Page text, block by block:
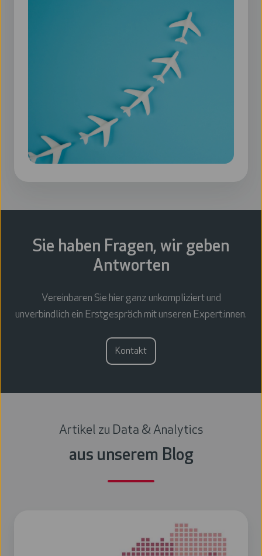
Sie haben Fragen, wir geben
Antworten
Vereinbaren Sie hier ganz unkompliziert und
unverbindlich ein Erstgespräch mit unseren Expert:innen.
Kontakt
Artikel zu Data & Analytics
aus unserem Blog